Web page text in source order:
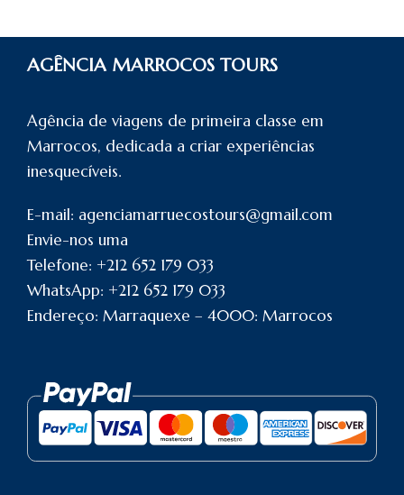
AGÊNCIA MARROCOS TOURS
Agência de viagens de primeira classe em
Marrocos, dedicada a criar experiências
inesquecíveis.
E-mail: agenciamarruecostours@gmail.com
Envie-nos uma
Telefone: +212 652 179 033
WhatsApp: +212 652 179 033
Endereço: Marraquexe – 4000: Marrocos